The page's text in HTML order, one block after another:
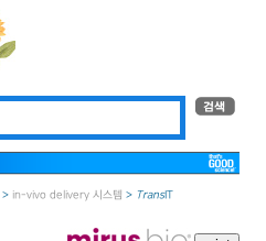
> in-vivo delivery 시스템 > TransIT